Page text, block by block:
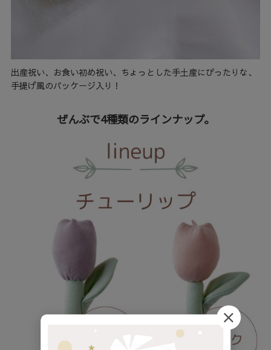
出産祝い、お食い初め祝い、ちょっとした手土産にぴったりな、
手提げ風のパッケージ入り！
ぜんぶで4種類のラインナップ。